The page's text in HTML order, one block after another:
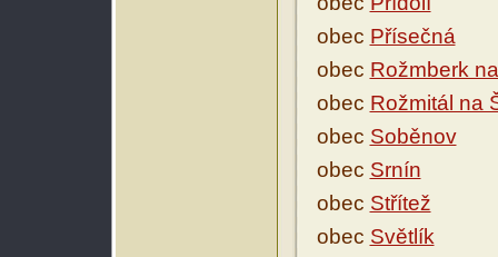
obec Přísečná
obec Rožmberk
obec Rožmitál na
obec Soběnov
obec Srnín
obec Střítež
obec Světlík